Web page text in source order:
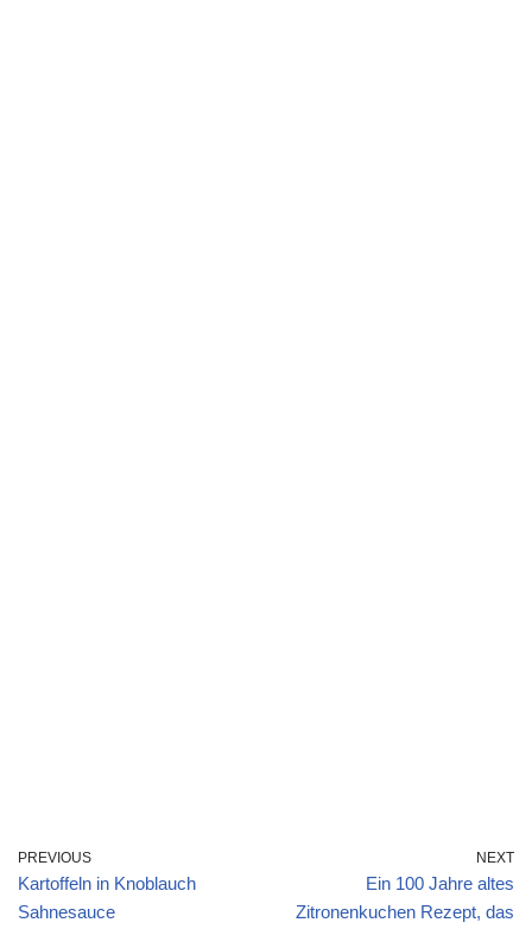
PREVIOUS
Kartoffeln in Knoblauch
Sahnesauce
NEXT
Ein 100 Jahre altes
Zitronenkuchen Rezept, das